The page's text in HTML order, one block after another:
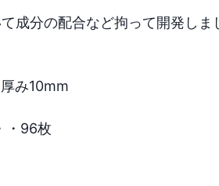
成分の配合など拘って開発し
み10mm
・96枚